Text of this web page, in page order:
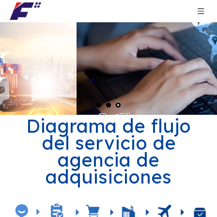
Diagrama de flujo
del servicio de
agencia de
adquisiciones